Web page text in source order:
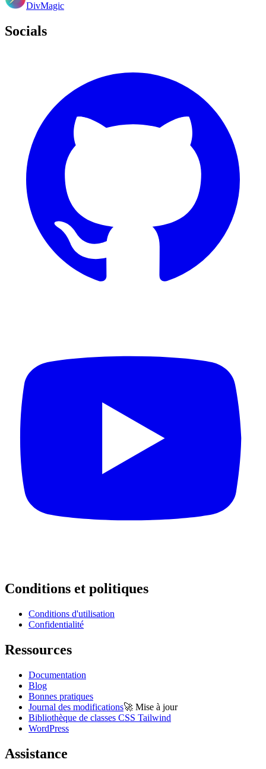
DivMagic
Socials
Conditions et politiques
Conditions d'utilisation
Confidentialité
Ressources
Documentation
Blog
Bonnes pratiques
Journal des modifications🚀 Mise à jour
Bibliothèque de classes CSS Tailwind
WordPress
Assistance